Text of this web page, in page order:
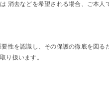
消去などを希望される場合、ご本人
性を認識し、その保護の徹底を図る
り扱います。